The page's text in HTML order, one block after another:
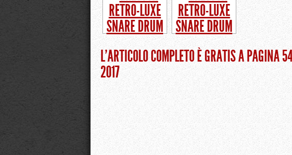
L’ARTICOLO COMPLETO È GRATIS A
2017